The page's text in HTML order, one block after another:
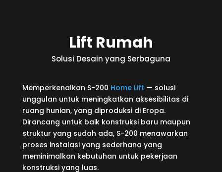
Lift Rumah
Solusi Desain yang Serbaguna
Memperkenalkan S-200 Home Lift — solusi
unggulan untuk meningkatkan aksesibilitas di
ruang hunian, yang diproduksi di Eropa.
Dirancang untuk baik konstruksi baru maupun
struktur yang sudah ada, S-200 menawarkan
proses instalasi yang sederhana yang
meminimalkan kebutuhan untuk pekerjaan
konstruksi yang luas.